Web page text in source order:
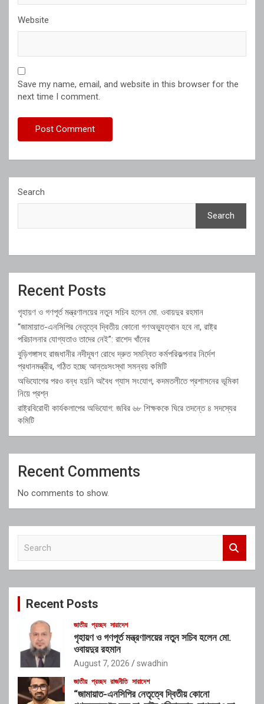
Website
Save my name, email, and website in this browser for the
next time I comment.
Search
Search
Recent Posts
গৃহায়ণ ও গণপূর্ত মন্ত্রণালয়ের নতুন সচিব হলেন মো. ওবায়দুর রহমান
“জামায়াত-এনসিপির নেতৃত্বে দ্বিতীয় কোনো গণঅভ্যুত্থান হবে না, রাষ্ট্র
পরিচালনার যোগ্যতাও তাদের নেই”: রাশেদ খাঁনের
বুড়িগঙ্গাসহ রাজধানীর নদীদূষণ রোধে দ্রুত সমন্বিত কর্মপরিকল্পনার নির্দেশ
প্রধানমন্ত্রীর, গঠিত হচ্ছে আন্তঃসংস্থা সমন্বয় কমিটি
অভিযোগের পরও বন্ধ হয়নি অবৈধ গ্যাস সংযোগ, কদমতলীতে প্রশাসনের ভূমিকা
নিয়ে প্রশ্ন
রাষ্ট্রবিরোধী কার্যকলাপের অভিযোগ: জবির ৬৮ শিক্ষককে ঘিরে তদন্তে ৪ সদস্যের
কমিটি
Recent Comments
No comments to show.
c
Recent Posts
জাতীয় প্রচ্ছদ সারাদেশ
গৃহায়ণ ও গণপূর্ত মন্ত্রণালয়ের নতুন সচিব হলেন মো.
ওবায়দুর রহমান
August 7, 2026 swadhin
জাতীয় প্রচ্ছদ রাজনীতি সারাদেশ
“জামায়াত-এনসিপির নেতৃত্বে দ্বিতীয় কোনো